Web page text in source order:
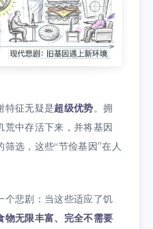
特征无疑是超级优势。拥
中存活下来，并将基因
选，这些“节俭基因”在人
个悲剧：当这些适应了饥
物无限丰富、完全不需要